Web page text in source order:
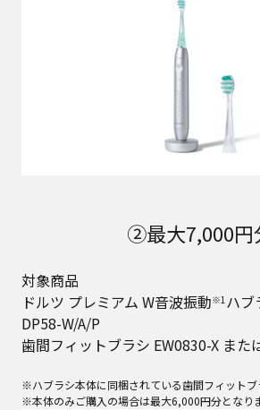
②最大7,000円
対象商品
ドルツ プレミアム W音波振動※1ハブ
DP58-W/A/P
歯間フィットブラシ EW0830-X また
※ハブラシ本体に同梱されている歯間フィットブ
※本体のみご購入の場合は最大6,000円分となりま